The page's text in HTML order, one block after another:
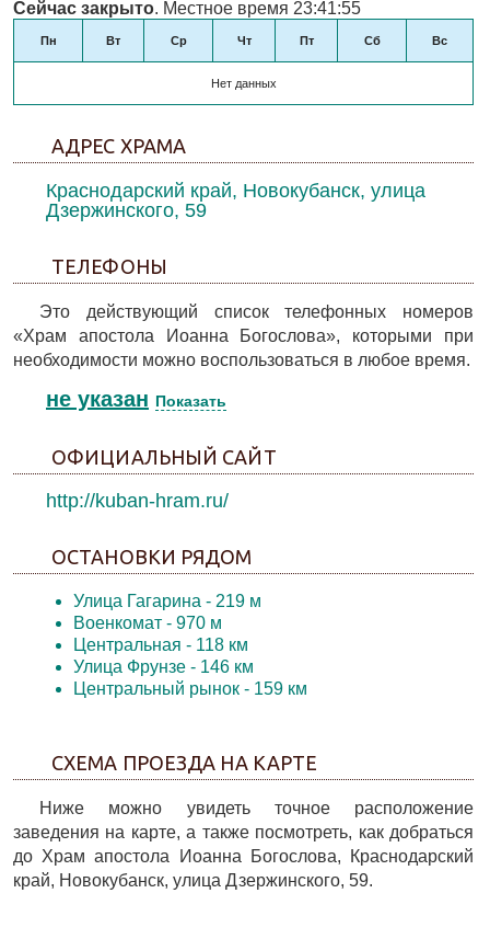
Сейчас закрыто. Местное время 23:41:55
Пн Вт Ср Чт Пт Сб Вс
Нет данных
АДРЕС ХРАМА
Краснодарский край, Новокубанск, улица
Дзержинского, 59
ТЕЛЕФОНЫ
Это действующий список телефонных номеров
«Храм апостола Иоанна Богослова», которыми при
необходимости можно воспользоваться в любое время.
не указан Показать
ОФИЦИАЛЬНЫЙ САЙТ
http://kuban-hram.ru/
ОСТАНОВКИ РЯДОМ
Улица Гагарина - 219 м
Военкомат - 970 м
Центральная - 118 км
Улица Фрунзе - 146 км
Центральный рынок - 159 км
СХЕМА ПРОЕЗДА НА КАРТЕ
Ниже можно увидеть точное расположение
заведения на карте, а также посмотреть, как добраться
до Храм апостола Иоанна Богослова, Краснодарский
край, Новокубанск, улица Дзержинского, 59.